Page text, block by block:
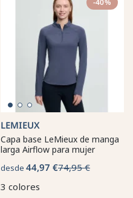
LEMIEUX
Capa base LeMieux de manga
larga Airflow para mujer
desde 44,97 €74,95 €
3 colores